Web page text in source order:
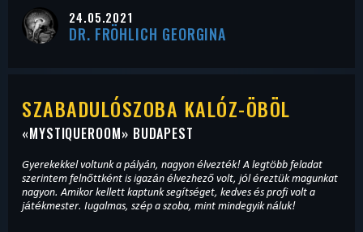
24.05.2021
DR. FRÖHLICH GEORGINA
SZABADULÓSZOBA KALÓZ-ÖBÖL
«MYSTIQUEROOM» BUDAPEST
Gyerekekkel voltunk a pályán, nagyon élvezték! A legtöbb feladat
szerintem felnőttként is igazán élvezhező volt, jól éreztük magunkat
nagyon. Amikor kellett kaptunk segítséget, kedves és profi volt a
játékmester. Iugalmas, szép a szoba, mint mindegyik náluk!